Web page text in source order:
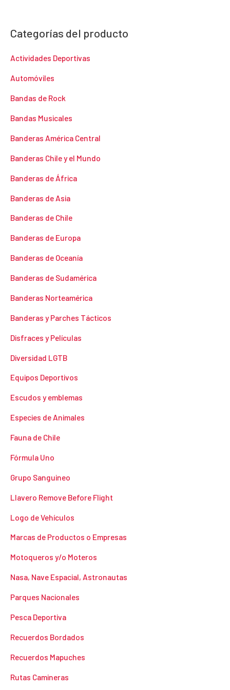
Categorías del producto
Actividades Deportivas
Automóviles
Bandas de Rock
Bandas Musicales
Banderas América Central
Banderas Chile y el Mundo
Banderas de África
Banderas de Asia
Banderas de Chile
Banderas de Europa
Banderas de Oceanía
Banderas de Sudamérica
Banderas Norteamérica
Banderas y Parches Tácticos
Disfraces y Películas
Diversidad LGTB
Equipos Deportivos
Escudos y emblemas
Especies de Animales
Fauna de Chile
Fórmula Uno
Grupo Sanguineo
Llavero Remove Before Flight
Logo de Vehículos
Marcas de Productos o Empresas
Motoqueros y/o Moteros
Nasa, Nave Espacial, Astronautas
Parques Nacionales
Pesca Deportiva
Recuerdos Bordados
Recuerdos Mapuches
Rutas Camineras